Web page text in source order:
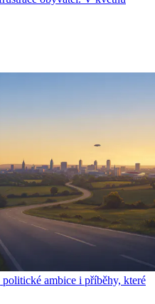
ambice i příběhy, které